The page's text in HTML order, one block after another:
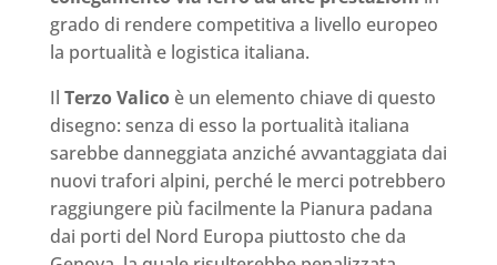
grado di rendere competitiva a livello europeo
la portualità e logistica italiana.
Il Terzo Valicoè un elemento chiave di questo
disegno: senza di esso la portualità italiana
sarebbe danneggiata anziché avvantaggiata dai
nuovi trafori alpini, perché le merci potrebbero
raggiungere più facilmente la Pianura padana
dai porti del Nord Europa piuttosto che da